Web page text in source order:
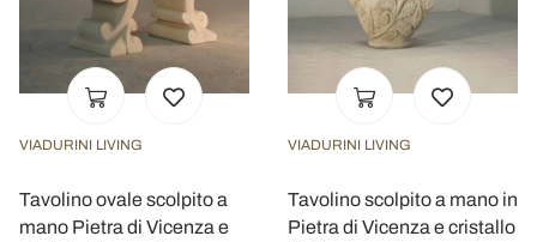
VIADURINI LIVING
Tavolino ovale scolpito a
mano Pietra di Vicenza e
VIADURINI LIVING
Tavolino scolpito a mano in
Pietra di Vicenza e cristallo